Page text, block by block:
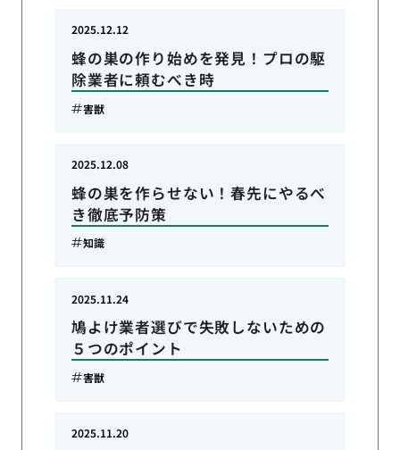
蜂の巣の作り始めを発見！プロの駆
除業者に頼むべき時
2025.12.12
害獣
蜂の巣を作らせない！春先にやるべ
き徹底予防策
2025.12.08
知識
鳩よけ業者選びで失敗しないための
５つのポイント
2025.11.24
害獣
2025.11.20